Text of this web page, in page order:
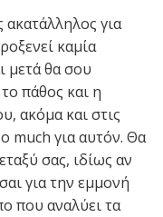
για
καμία
μετά θα σου
πάθος και η
ακόμα και στις
much για αυτόν. Θα
σας, ιδίως αν
για την εμμονή
που αναλύει τα